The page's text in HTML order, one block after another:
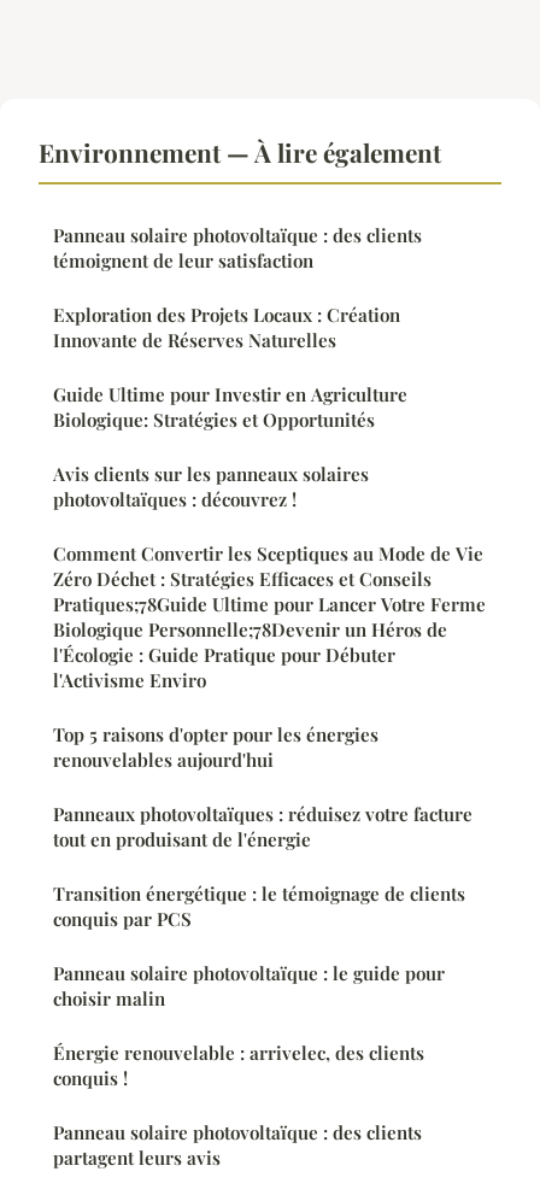
Environnement — À lire également
Panneau solaire photovoltaïque : des clients
témoignent de leur satisfaction
Exploration des Projets Locaux : Création
Innovante de Réserves Naturelles
Guide Ultime pour Investir en Agriculture
Biologique: Stratégies et Opportunités
Avis clients sur les panneaux solaires
photovoltaïques : découvrez !
Comment Convertir les Sceptiques au Mode de Vie
Zéro Déchet : Stratégies Efficaces et Conseils
Pratiques;78Guide Ultime pour Lancer Votre Ferme
Biologique Personnelle;78Devenir un Héros de
l'Écologie : Guide Pratique pour Débuter
l'Activisme Enviro
Top 5 raisons d'opter pour les énergies
renouvelables aujourd'hui
Panneaux photovoltaïques : réduisez votre facture
tout en produisant de l'énergie
Transition énergétique : le témoignage de clients
conquis par PCS
Panneau solaire photovoltaïque : le guide pour
choisir malin
Énergie renouvelable : arrivelec, des clients
conquis !
Panneau solaire photovoltaïque : des clients
partagent leurs avis